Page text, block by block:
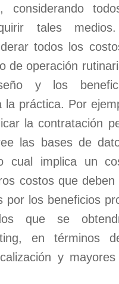
considerando
tales
todos los
de operación
y los
la práctica. Por
la contratación
las bases de
cual implica un
costos que deben
por los beneficios
que se
en términos
y